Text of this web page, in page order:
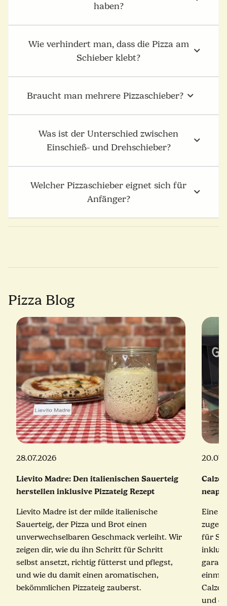
haben?
Wie verhindert man, dass die Pizza am
Schieber klebt?
Braucht man mehrere Pizzaschieber?
Was ist der Unterschied zwischen
Einschieß- und Drehschieber?
Welcher Pizzaschieber eignet sich für
Anfänger?
Pizza Blog
28.07.2026
Lievito Madre: Den italienischen Sauerteig
herstellen inklusive Pizzateig Rezept
Lievito Madre ist der milde italienische
Sauerteig, der Pizza und Brot einen
unverwechselbaren Geschmack verleiht. Wir
zeigen dir, wie du ihn Schritt für Schritt
selbst ansetzt, richtig fütterst und pflegst,
und wie du damit einen aromatischen,
bekömmlichen Pizzateig zauberst.
Eine
für
und